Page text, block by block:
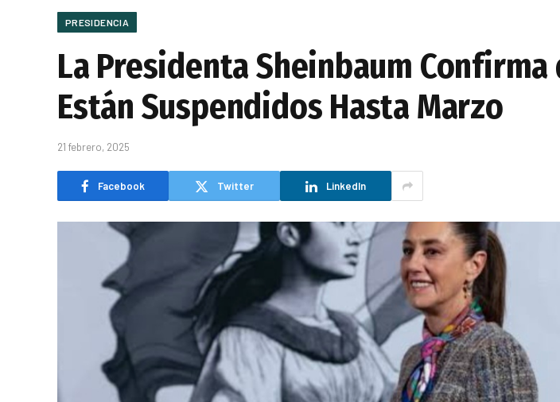
PRESIDENCIA
La Presidenta Sheinbaum
Están Suspendidos Hasta Marzo
21 febrero, 2025
Facebook Twitter LinkedIn